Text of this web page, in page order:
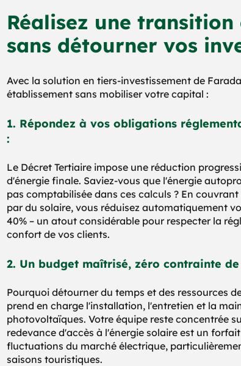
Réalisez une
sans détourner vos
Avec la solution en tiers-investissement de
établissement sans mobiliser votre capital :
1. Répondez à vos obligations
:
Le Décret Tertiaire impose une réduction
d'énergie finale. Saviez-vous que l'énergie
pas comptabilisée dans ces calculs ? En
par du solaire, vous réduisez automatiquement
40% – un atout considérable pour respecter la
confort de vos clients.
2. Un budget maîtrisé, zéro contrainte
Pourquoi détourner du temps et des ressources
prend en charge l'installation, l'entretien et la
photovoltaïques. Votre équipe reste concentrée
redevance d'accès à l'énergie solaire est un
fluctuations du marché électrique,
saisons touristiques.